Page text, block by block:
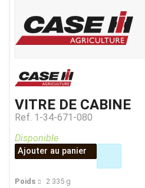
VITRE DE CABINE
Ref. 1-34-671-080
Poids 2 335 g
Disponible
Ajouter au panier